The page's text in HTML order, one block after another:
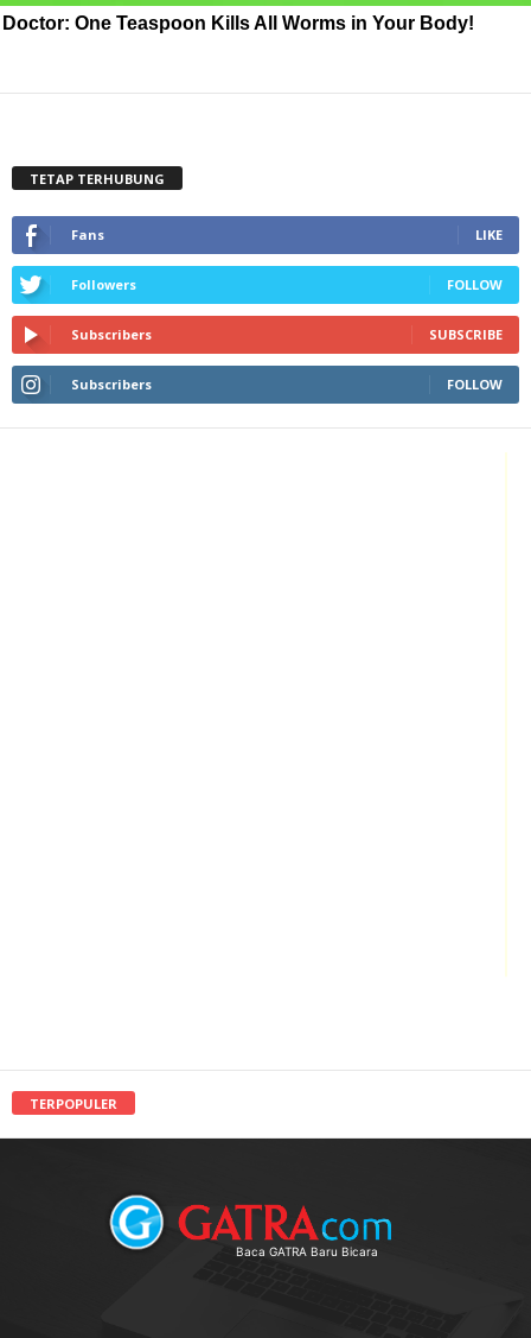
Doctor: One Teaspoon Kills All Worms in Your Body!
TETAP TERHUBUNG
Fans LIKE
Followers FOLLOW
Subscribers SUBSCRIBE
Subscribers FOLLOW
TERPOPULER
Baca GATRA Baru Bicara